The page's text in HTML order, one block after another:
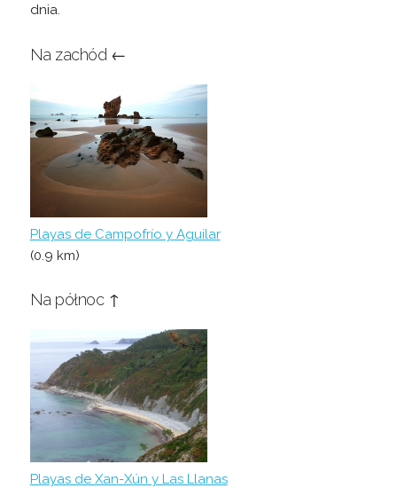
dnia.
Na zachód ←
Playas de Campofrío y Aguilar
(0.9 km)
Na północ ↑
Playas de Xan-Xún y Las Llanas